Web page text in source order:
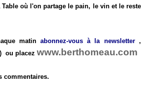
où l'on partage le pain, le vin et le
matinabonnez-vous à la newsletter,
ou placez www.berthomeau.com
commentaires.